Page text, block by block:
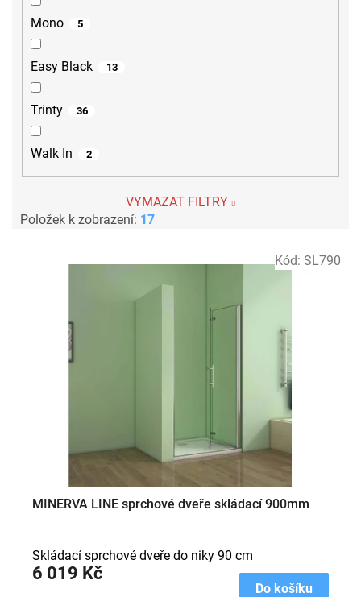
Mono 5
Easy Black 13
Trinty 36
Walk In 2
VYMAZAT FILTRY
Položek k zobrazení: 17
MINERVA LINE sprchové dveře skládací 900mm
6 019 Kč
Do košíku
Skládací sprchové dveře do niky 90 cm
Kód: SL790